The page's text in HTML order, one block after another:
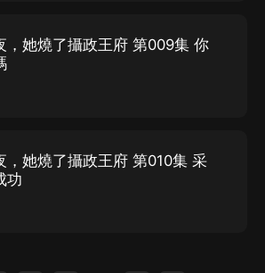
，她燒了攝政王府 第009集 你
，她燒了攝政王府 第010集 采
功